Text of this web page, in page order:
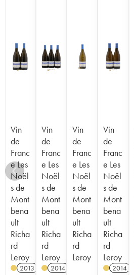
Vin
de
Franc
e Les
Noël
s de
Mont
bena
ult
Richa
rd
Leroy
2013 AK
Vin
de
Franc
e Les
Noël
s de
Mont
bena
ult
Richa
rd
Leroy
2014
Vin
de
Franc
e Les
Noël
s de
Mont
bena
ult
Richa
rd
Leroy
Vin
de
Franc
e Les
Noël
s de
Mont
bena
ult
Richa
rd
Leroy
2014